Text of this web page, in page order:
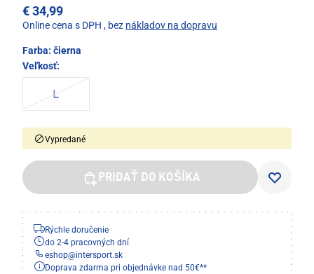
€ 34,99
Online cena s DPH , bez nákladov na dopravu
Farba: čierna
Veľkosť:
L
Vypredané
PRIDAŤ DO KOŠÍKA
Rýchle doručenie
do 2-4 pracovných dní
eshop@intersport.sk
Doprava zdarma pri objednávke nad 50€**